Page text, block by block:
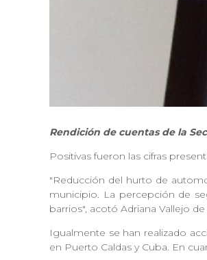
Rendición de cuentas de la
Positivas fueron las cifras
"Reducción del hurto de
municipio. La percepción de
barrios", acotó Adriana Vallejo
Igualmente se han realizado
en Puerto Caldas y Cuba. En